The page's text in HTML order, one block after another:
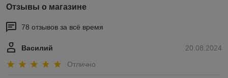
Отзывы о магазине
78 отзывов за всё время
20.08.2024
Василий
Отлично